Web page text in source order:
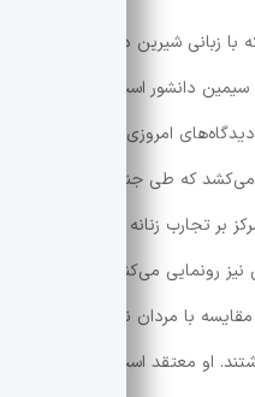
زبانی شیرین در قلب اکثر ما
دانشور است و از جهات
دیدگاه‌های امروزی فاصله دارد،
می‌کشد که طی جنگ جهانی
بر تجارب زنانه نوشته شده
رونمایی می‌کند. شیران پور در
مقایسه با مردان نشان می‌دهد.
او معتقد است که زن از